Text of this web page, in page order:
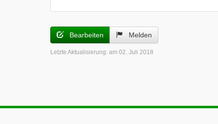
Bearbeiten Melden
Letzte Aktualisierung: am 02. Juli 2018